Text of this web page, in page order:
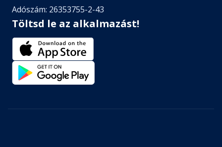
Adószám: 26353755-2-43
Töltsd le az alkalmazást!